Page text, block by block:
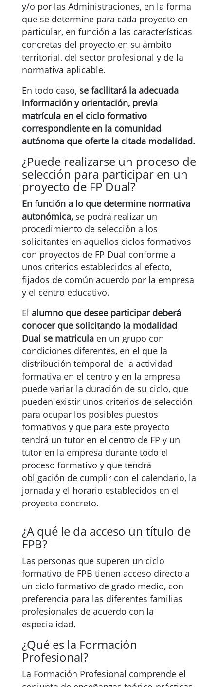
y/o por las Administraciones, en la forma
que se determine para cada proyecto en
particular, en función a las características
concretas del proyecto en su ámbito
territorial, del sector profesional y de la
normativa aplicable.
En todo caso, se facilitará la adecuada
información y orientación, previa
matrícula en el ciclo formativo
correspondiente en la comunidad
autónoma que oferte la citada modalidad.
¿Puede realizarse un proceso de
selección para participar en un
proyecto de FP Dual?
En función a lo que determine normativa
autonómica, se podrá realizar un
procedimiento de selección a los
solicitantes en aquellos ciclos formativos
con proyectos de FP Dual conforme a
unos criterios establecidos al efecto,
fijados de común acuerdo por la empresa
y el centro educativo.
El alumno que desee participar deberá
conocer que solicitando la modalidad
Dual se matricula en un grupo con
condiciones diferentes, en el que la
distribución temporal de la actividad
formativa en el centro y en la empresa
puede variar la duración de su ciclo, que
pueden existir unos criterios de selección
para ocupar los posibles puestos
formativos y que para este proyecto
tendrá un tutor en el centro de FP y un
tutor en la empresa durante todo el
proceso formativo y que tendrá
obligación de cumplir con el calendario, la
jornada y el horario establecidos en el
proyecto concreto.
¿A qué le da acceso un título de
FPB?
Las personas que superen un ciclo
formativo de FPB tienen acceso directo a
un ciclo formativo de grado medio, con
preferencia para las diferentes familias
profesionales de acuerdo con la
especialidad.
¿Qué es la Formación
Profesional?
La Formación Profesional comprende el